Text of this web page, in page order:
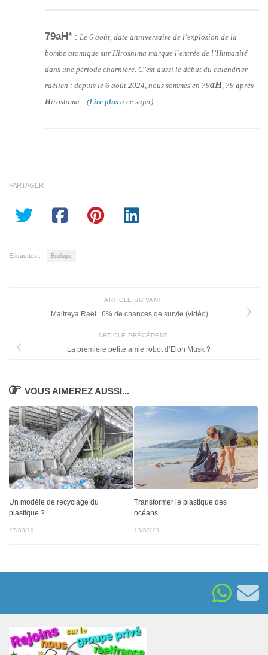
79aH* : Le 6 août, date anniversaire de l’explosion de la
bombe atomique sur Hiroshima marque l’entrée de l’Humanité
dans une période charnière. C’est aussi le début du calendrier
raélien : depuis le 6 août 2024, nous sommes en 79aH , 79 après
Hiroshima. (Lire plus à ce sujet)
PARTAGER
Étiquettes : Ecologie
ARTICLE SUIVANT
Maitreya Raël : 6% de chances de survie (vidéo)
ARTICLE PRÉCÉDENT
La première petite amie robot d’Elon Musk ?
VOUS AIMEREZ AUSSI...
Un modèle de recyclage du
plastique ?
27/03/19
Transformer le plastique des
océans…
13/02/23